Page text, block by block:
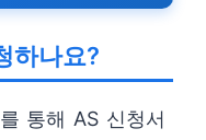
하나요?
통해 AS 신청서